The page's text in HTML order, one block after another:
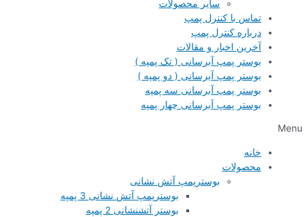
سایر محصولات
تماس با کنترل پمپ
درباره کنترل پمپ
آخرین اخبار و مقالات
بوستر پمپ آبرسانی ( تک پمپه )
بوستر پمپ آبرسانی ( دو پمپه )
بوستر پمپ آبرسانی سه پمپه
بوستر پمپ آبرسانی چهار پمپه
Menu
خانه
محصولات
بوسترپمپ آتش نشانی
بوسترپمپ آتش نشانی 3 پمپه
بوستر آتشنشانی 2 پمپه